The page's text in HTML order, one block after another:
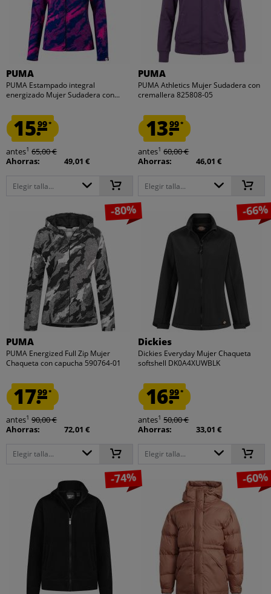
PUMA
PUMA Estampado integral
energizado Mujer Sudadera con...
15.99*
antes1 65,00 €
Ahorras:
49,01 €
Elegir talla...
PUMA
PUMA Athletics Mujer Sudadera con
cremallera 825808-05
13.99*
antes1 60,00 €
Ahorras:
46,01 €
Elegir talla...
-80%
PUMA
PUMA Energized Full Zip Mujer
Chaqueta con capucha 590764-01
17.99*
antes1 90,00 €
Ahorras:
72,01 €
Elegir talla...
-66%
Dickies
Dickies Everyday Mujer Chaqueta
softshell DK0A4XUWBLK
16.99*
antes1 50,00 €
Ahorras:
33,01 €
Elegir talla...
-74% -60%